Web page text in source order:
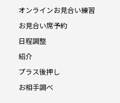
オンラインお見合い練習
お見合い席予約
日程調整
紹介
プラス後押し
お相手調べ